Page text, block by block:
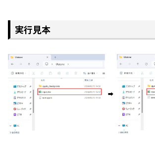
実行見本